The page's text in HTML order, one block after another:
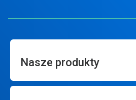
Nasze produkty